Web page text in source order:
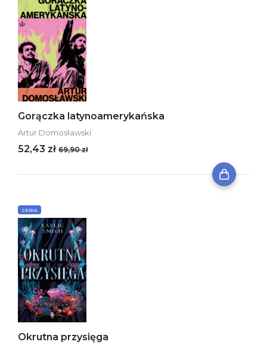
Gorączka latynoamerykańska
Artur Domosławski
52,43 zł 69,90 zł
SERIA
Okrutna przysięga